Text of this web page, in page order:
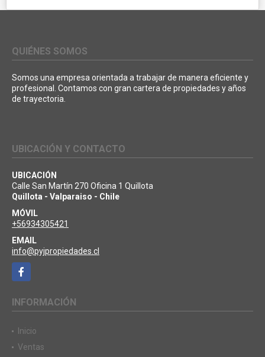
QUIÉNES SOMOS
Somos una empresa orientada a trabajar de manera eficiente y
profesional. Contamos con gran cartera de propiedades y años
de trayectoria.
UBICACIÓN Y CONTACTO
UBICACIÓN
Calle San Martín 270 Oficina 1 Quillota
Quillota - Valparaiso - Chile
MÓVIL
+56934305421
EMAIL
info@pyjpropiedades.cl
Facebook
INFORMACIÓN
Inicio
Ventas